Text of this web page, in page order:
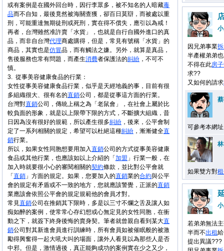
或有案例是在國外回台時，因行李眾多，被不知名的人暗藏毒
品而不自知，最後竟然被海關查獲，卻百日莫辯，而被處以重
刑，可能重達無期徒刑或死刑，實在得不償失，應引以為戒！
再者，台灣雖然准許賣「水貨」，也就是自行自國外進口的真
品，而非自台灣代理商處購得，但是，常見有號稱「水貨」的
商品，其實也是仿冒品，而有觸法之嫌。另外，就算是真品，
售後服務也常有問題，而產生消費者保護法的糾紛 ，不可不
慎。
3. 從事美容健康食品的行業：
女性從事美容健康食品行業，似乎是天經地義的事，目前有很
多組織很大、很有名的直銷公司，都是從事這方面的行業。
台灣對直銷公司，傳統上稱之為「老鼠會」，在社會上屬於比
較負面的形象，就是以上限帶下限的方式，不斷擴大組織，昔
日因為沒有很好的規範，所以產生很多糾紛 ，後來，公平會制
定了一系列相關的規定，希望可以杜絕這種糾紛 ，漸漸健全直
銷行業。
所以，如果女性同胞想要用加入直銷公司的方式從事美容健康
食品或其他行業，也應該如以上介紹的「 加盟 」行業一般，在
加入時就要很小心的審閱相關的契約條款，並比對公平會就
「 直銷 」方面的規定。如果，您要加入的直銷業的合約與公平
會的規定有矛盾或不一致的地方，您就應該警覺，正派的直銷
業應該會依照公平會的規定規範他的會員才對。
常見直銷公司在推銷其下限時，多是以三寸不爛之舌及讓人如
痴如醉的案例，使常常心存幻想或心無定見的女性同胞，在衝
動之下，就簽下終身後悔的賣身契。筆者就曾親自看到某大直
銷公司對其新進會員進行訓練時，所有會員如被催眠般的被激
勵得興奮得一起大吼大叫的場面，讓外人看見以為那些人是否
中邪。但是，激情過後，真正能夠成功的案例實在少之又少，
因兄弟事業
半產權弟弟
不得在此房子
求??
又如何的請求
可參考本網
如果雙方對
若弟弟無法
半而不出租
提出異議???